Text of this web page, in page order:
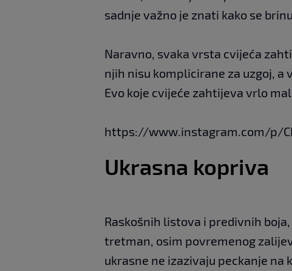
sadnje važno je znati kako se
Naravno, svaka vrsta cvijeća
njih nisu komplicirane za uzgoj, a
Evo koje cvijeće zahtijeva vrlo
https://www.instagram.com/p/
Ukrasna kopriva
Raskošnih listova i predivnih boja,
tretman, osim povremenog
ukrasne ne izazivaju peckanje na